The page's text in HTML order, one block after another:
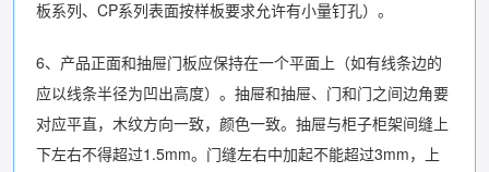
板系列、CP系列表面按样板要求允许有小量钉孔）。
6、产品正面和抽屉门板应保持在一个平面上（如有线条边的
应以线条半径为凹出高度）。抽屉和抽屉、门和门之间边角要
对应平直，木纹方向一致，颜色一致。抽屉与柜子柜架间缝上
下左右不得超过1.5mm。门缝左右中加起不能超过3mm，上